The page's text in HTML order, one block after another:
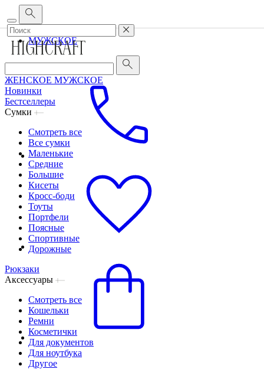
Корпоративным клиентам
ЖЕНСКОЕ
МУЖСКОЕ
ЖЕНСКОЕ МУЖСКОЕ
Новинки
Бестселлеры
Сумки
Смотреть все
Все сумки
Маленькие
Средние
Большие
Кисеты
Кросс-боди
Тоуты
Портфели
Поясные
Спортивные
Дорожные
Рюкзаки
Аксессуары
Смотреть все
Кошельки
Ремни
Косметички
Для документов
Для ноутбука
Другое